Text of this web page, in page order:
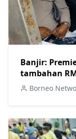
Banjir:
tambahan
Borneo